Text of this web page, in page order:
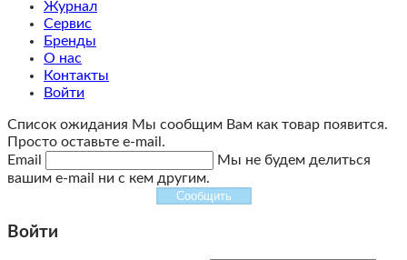
Журнал
Сервис
Бренды
О нас
Контакты
Войти
Список ожидания Мы сообщим Вам как товар появится.
Просто оставьте e-mail.
Email
Мы не будем делиться
вашим e-mail ни с кем другим.
Сообщить
Войти